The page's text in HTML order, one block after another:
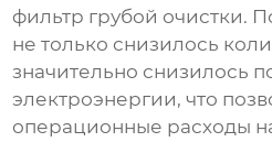
фильтр грубой очистки.
не только снизилось
значительно снизилось
электроэнергии, что
операционные расходы